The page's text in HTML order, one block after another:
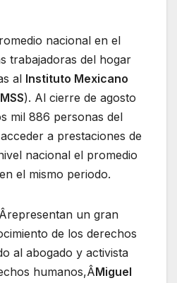
nacional en el
trabajadoras del hogar
al Instituto Mexicano
). Al cierre de agosto
mil 886 personas del
a prestaciones de
nacional el promedio
el mismo periodo.
Ârepresentan un gran
de los derechos
al abogado y activista
humanos,ÂMiguel